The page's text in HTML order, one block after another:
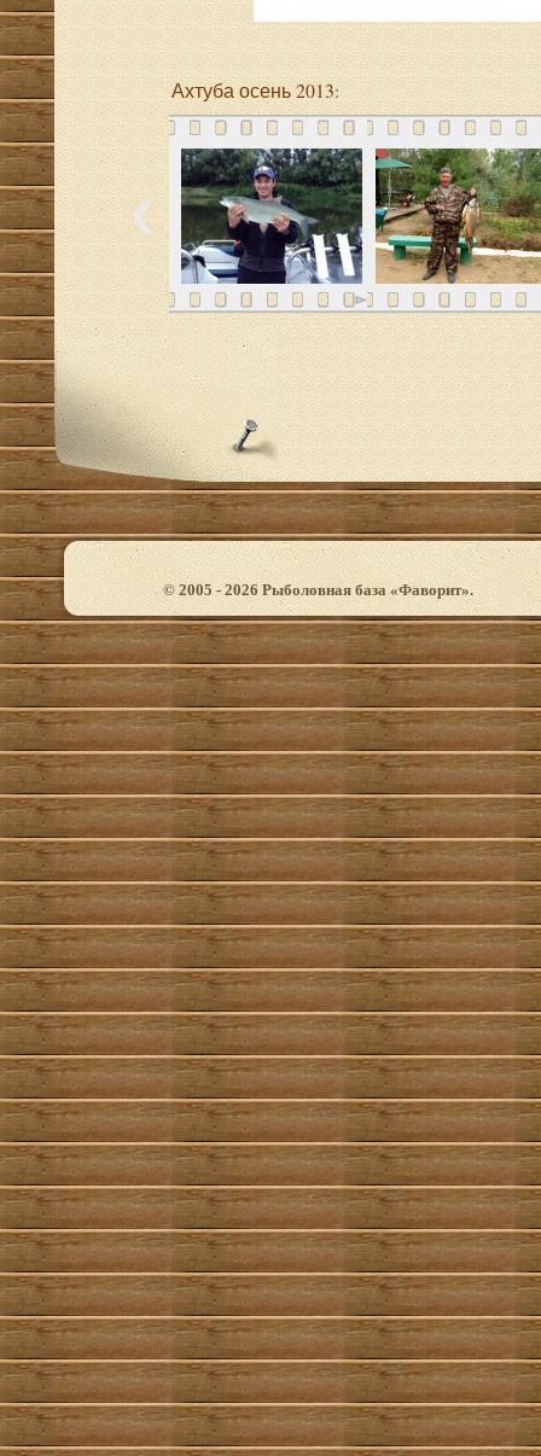
Ахтуба осень 2013:
© 2005 - 2026 Рыболовная база «Фаворит».